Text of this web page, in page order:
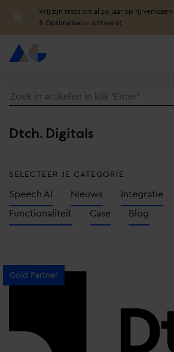
Wij zijn trots om al 10 jaar op rij
& Optimalisatie software!
Dtch. Digitals
SELECTEER JE CATEGORIE
Speech AI Nieuws Integratie
Functionaliteit
Case Blog
Gold Partner